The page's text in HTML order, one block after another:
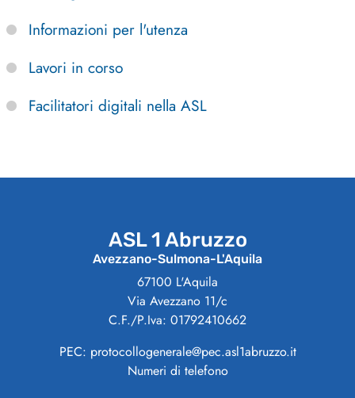
Informazioni per l'utenza
Lavori in corso
Facilitatori digitali nella ASL
ASL 1 Abruzzo
Avezzano-Sulmona-L'Aquila
67100 L'Aquila
Via Avezzano 11/c
C.F./P.Iva: 01792410662
PEC: protocollogenerale@pec.asl1abruzzo.it
Numeri di telefono